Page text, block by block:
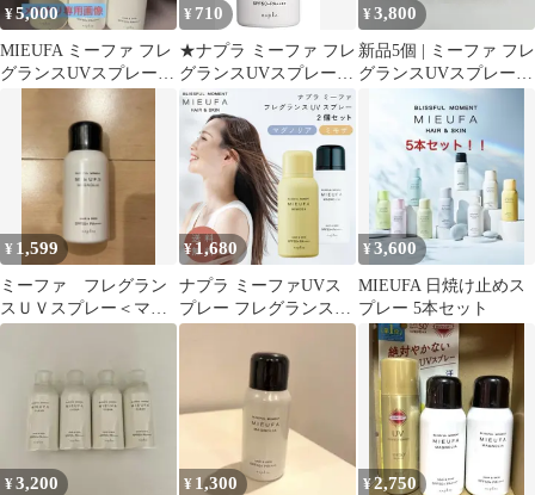
¥5,000
MIEUFA ミーファ フレ
グランスUVスプレー
¥ 710
★ナプラ ミーファ フレ
グランスUVスプレー
【マグノリア】 80g 日
焼け止め SPF50+
PA++++【全商品最安値
に挑戦】
¥3,800
新品5個 | ミーファ フレ
グランスUVスプレー |
¥ 1,599
ミーファ フレグラン
スＵＶスプレー＜マグ
ノリア＞
¥1,680
ナプラ ミーファUVス
プレー フレグランスuv
スプレー 香り マグノリ
ア 80g 2個 ミモザ 80g
SPF50＋ PA++++ 2個 肌
日焼け 止め ヘア スプ
¥3,600
MIEUFA 日焼け止めス
プレー 5本セット
¥3,200 ¥ 1,300 ¥2,750